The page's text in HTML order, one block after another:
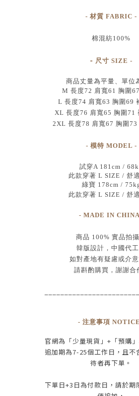
- 材質 FABRIC -
棉混紡100%
- 尺寸 SIZE -
商品丈量為平量、單位
M 長度72 肩寬61 胸圍67
L 長度74 肩寬63 胸圍69
XL 長度76 肩寬65 胸圍71
2XL 長度78 肩寬67 胸圍73
- 模特 MODEL -
試穿A 181cm /
此款穿著 L SIZE / 舒
綠寶 178cm /
此款穿著 L SIZE / 舒
- MADE IN
商品 100% 實品拍攝
韓版設計，中國代工
如對產地有疑慮或介意
請斟酌購買， 謝謝合
- 注意事項
官網為 「少量現貨」+ 「預購
追加期為7-25個工作日 ，且不
待者再下單 。
下單日+3 日為付款日，請於期